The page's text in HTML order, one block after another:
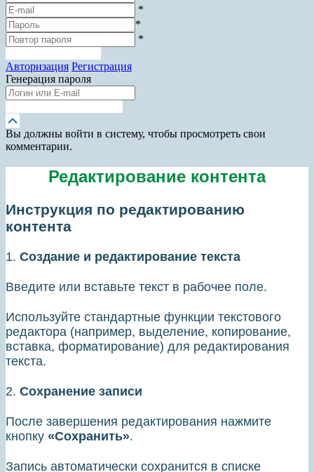
*
*
*
Авторизация Регистрация
Генерация пароля
вверх
Вы должны войти в систему, чтобы просмотреть свои
комментарии.
Редактирование контента
Инструкция по редактированию
контента
1. Создание и редактирование текста
Введите или вставьте текст в рабочее поле.
Используйте стандартные функции текстового
редактора (например, выделение, копирование,
вставка, форматирование) для редактирования
текста.
2. Сохранение записи
После завершения редактирования нажмите
кнопку «Сохранить».
Запись автоматически сохранится в списке